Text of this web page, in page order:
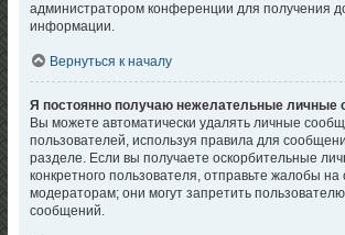
администратором конференции для получения
информации.
Вернуться к началу
Я постоянно получаю нежелательные личные
Вы можете автоматически удалять личные
пользователей, используя правила для
разделе. Если вы получаете оскорбительные
конкретного пользователя, отправьте жалобы
модераторам; они могут запретить
сообщений.